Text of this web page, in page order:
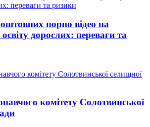
порно відео на
дорослих: переваги та
комітету Солотвинської